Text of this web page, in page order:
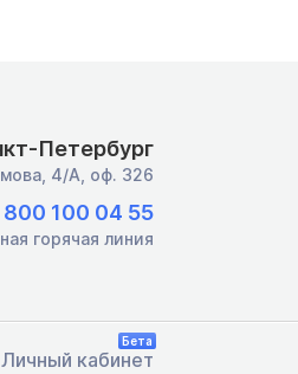
Петербург
4/А, оф. 326
800 100 04 55
горячая линия
Личный кабинет
Бета